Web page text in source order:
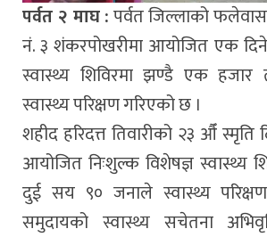
पर्वत २ माघ :पर्वत जिल्लाको
नं. ३ शंकरपोखरीमा आयोजित एक
स्वास्थ्य शिविरमा झण्डै एक
स्वास्थ्य परिक्षण गरिएको छ ।
शहीद हरिदत्त तिवारीको २३ औँ
आयोजित निःशुल्क विशेषज्ञ स्वास्थ्य
दुई सय ९० जनाले स्वास्थ्य
समुदायको स्वास्थ्य सचेतना